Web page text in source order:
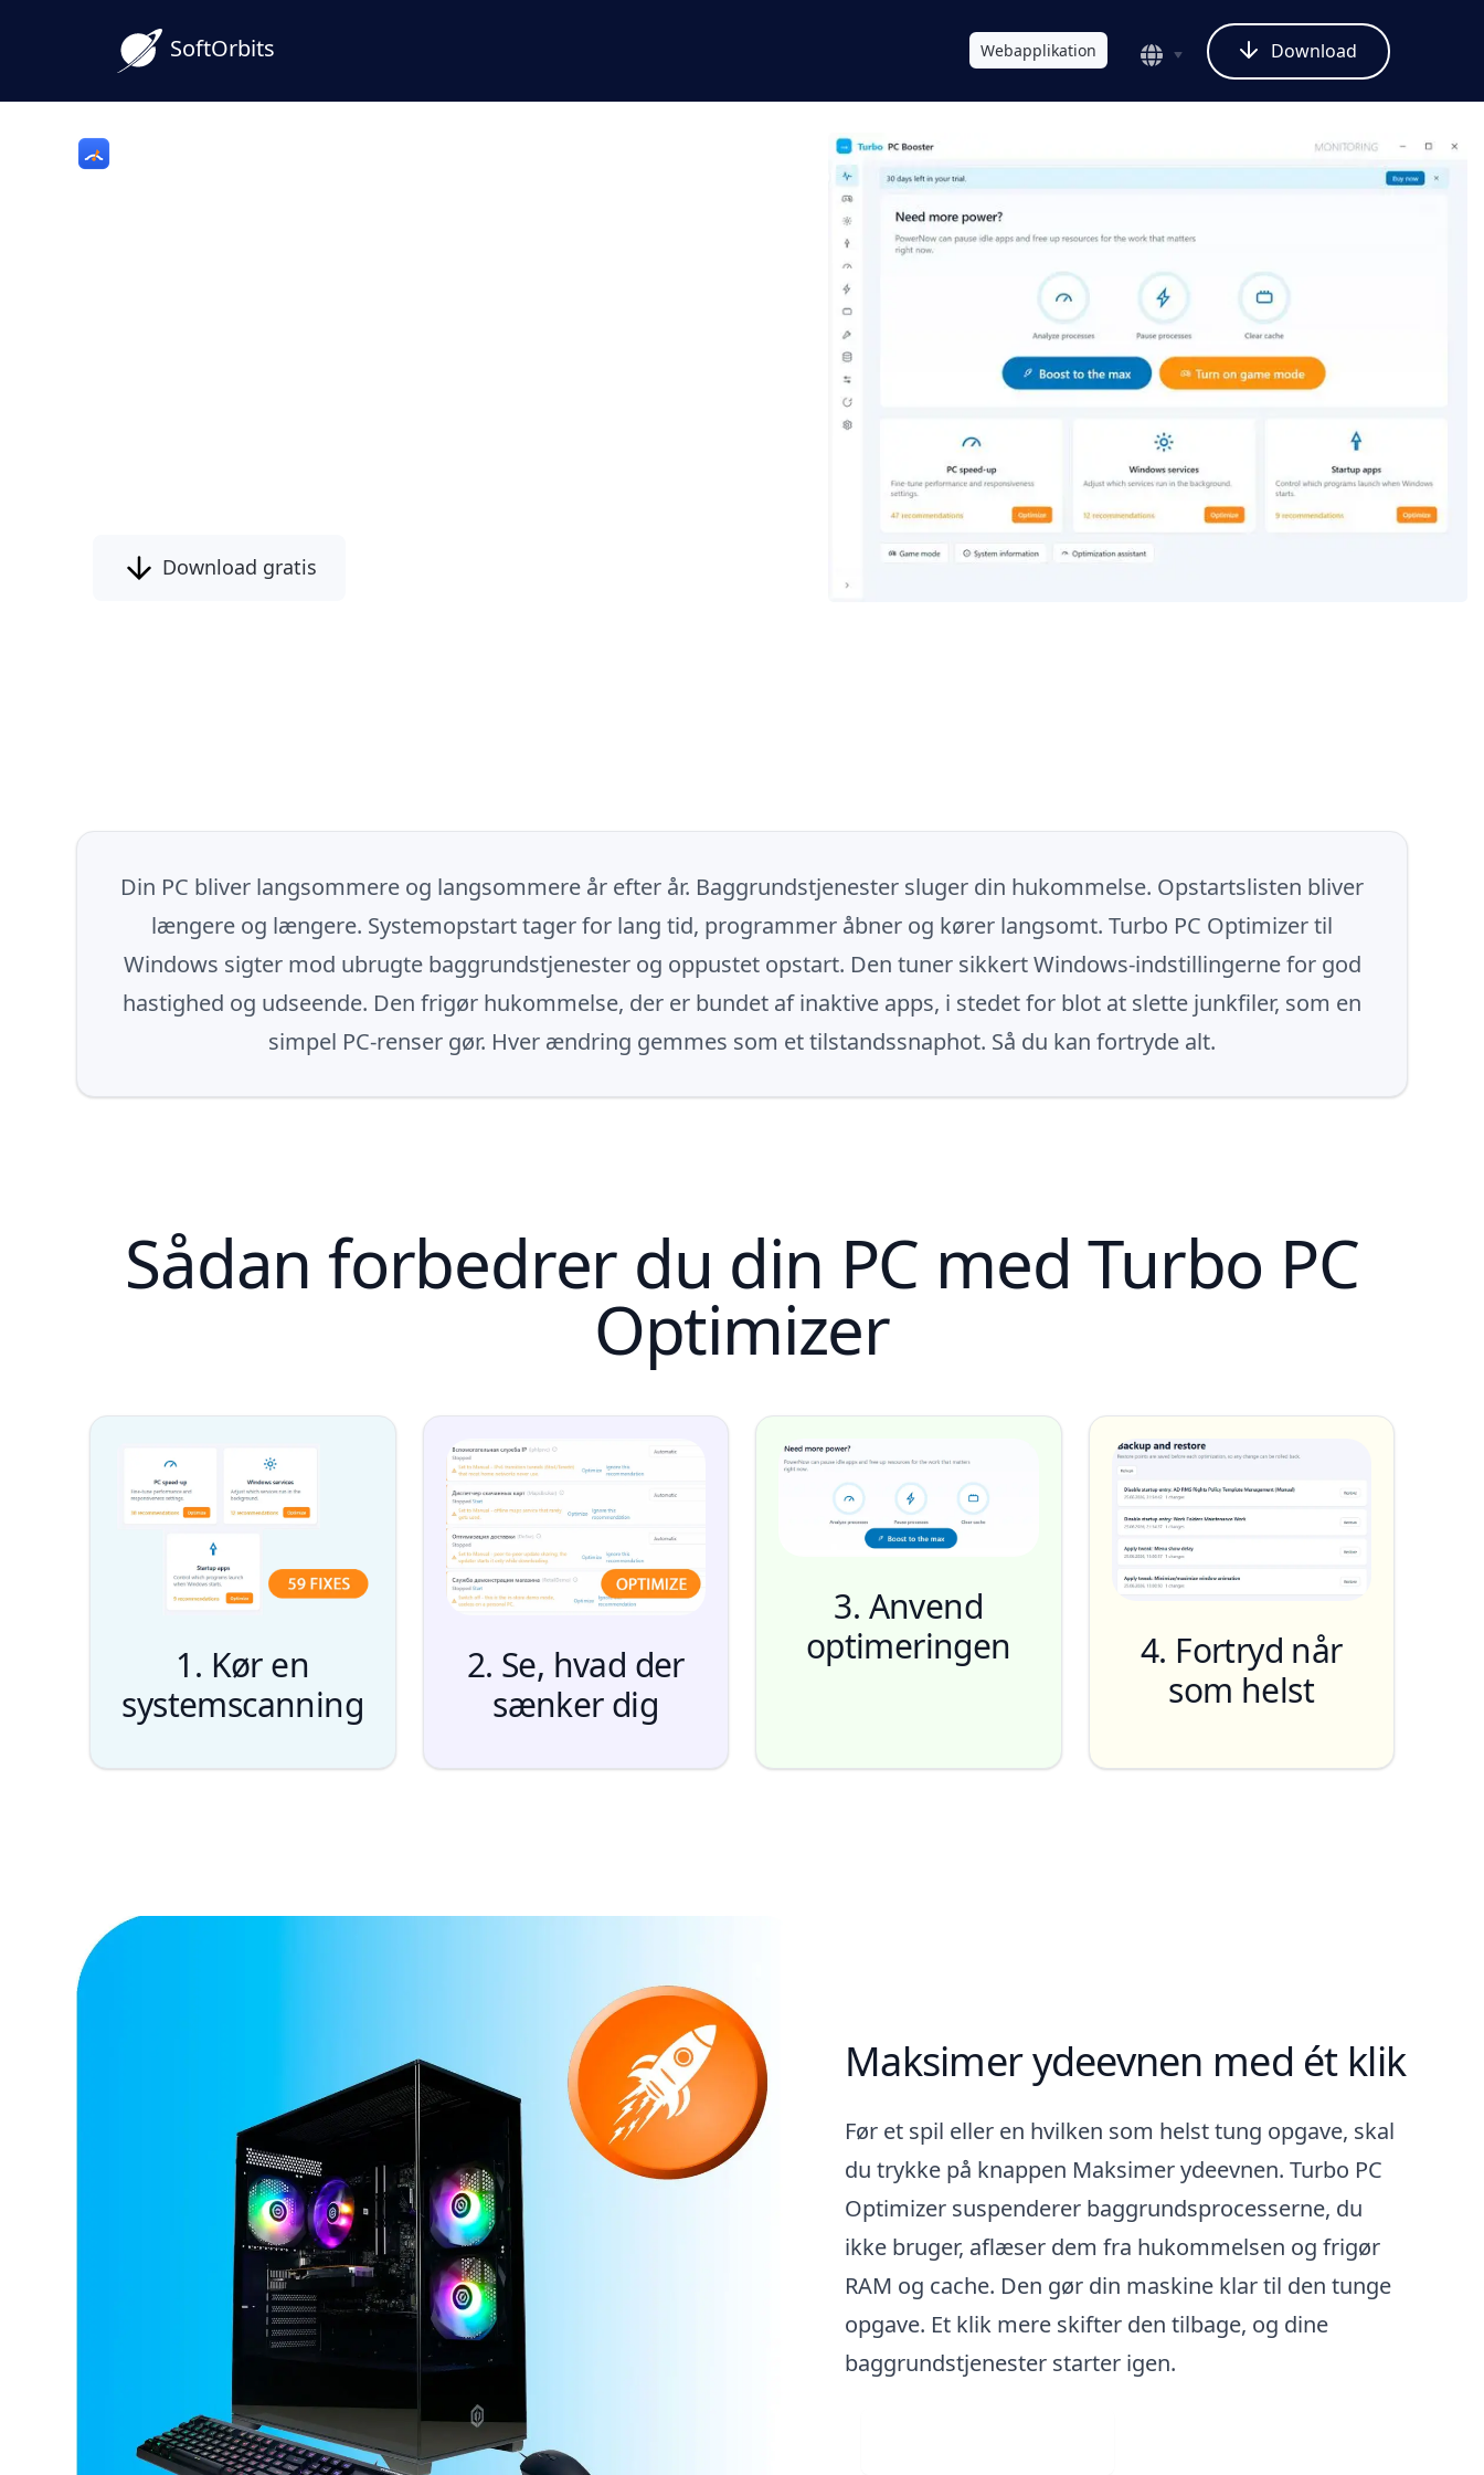
SoftOrbits Download
Webapplikation
Download gratis
Din PC bliver langsommere og langsommere år efter år. Baggrundstjenester sluger din hukommelse. Opstartslisten bliver
længere og længere. Systemopstart tager for lang tid, programmer åbner og kører langsomt. Turbo PC Optimizer til
Windows sigter mod ubrugte baggrundstjenester og oppustet opstart. Den tuner sikkert Windows-indstillingerne for god
hastighed og udseende. Den frigør hukommelse, der er bundet af inaktive apps, i stedet for blot at slette junkfiler, som en
simpel PC-renser gør. Hver ændring gemmes som et tilstandssnaphot. Så du kan fortryde alt.
Sådan forbedrer du din PC med Turbo PC
Optimizer
1. Kør en
systemscanning
2. Se, hvad der
sænker dig
3. Anvend
optimeringen
4. Fortryd når
som helst
Maksimer ydeevnen med ét klik
Før et spil eller en hvilken som helst tung opgave, skal
du trykke på knappen Maksimer ydeevnen. Turbo PC
Optimizer suspenderer baggrundsprocesserne, du
ikke bruger, aflæser dem fra hukommelsen og frigør
RAM og cache. Den gør din maskine klar til den tunge
opgave. Et klik mere skifter den tilbage, og dine
baggrundstjenester starter igen.